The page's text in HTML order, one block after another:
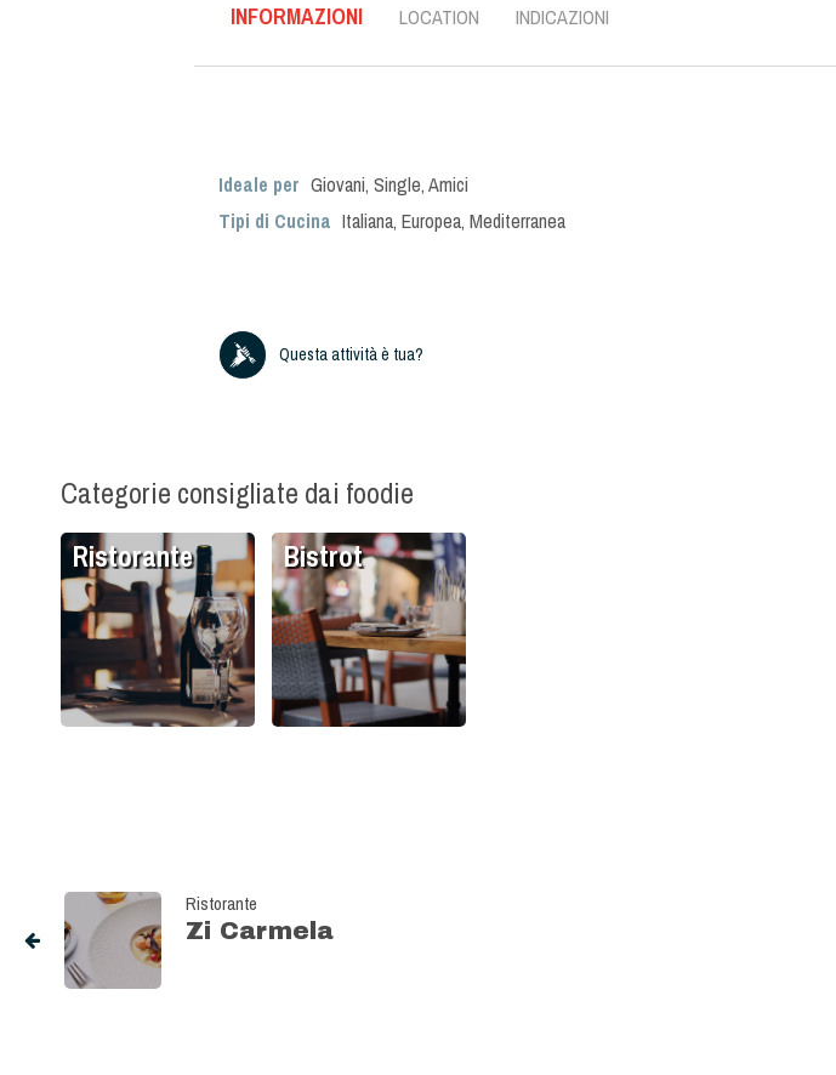
INFORMAZIONI LOCATION INDICAZIONI
Ideale per Giovani, Single,Amici
Tipi di Cucina Italiana, Europea, Mediterranea
Questa attività è tua?
Categorie consigliate dai foodie
Ristorante Bistrot
Ristorante
Zi Carmela